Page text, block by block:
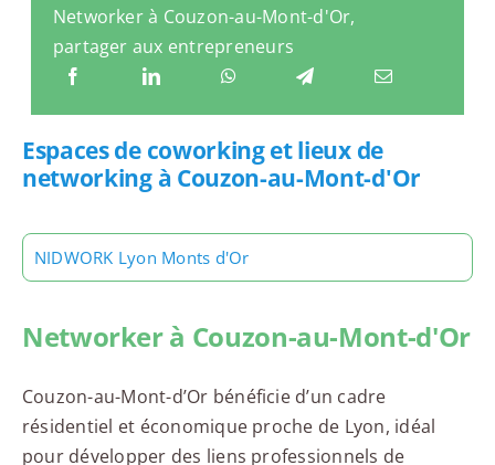
Networker à Couzon-au-Mont-d'Or,
partager aux entrepreneurs
Espaces de coworking et lieux de
networking à Couzon-au-Mont-d'Or
NIDWORK Lyon Monts d'Or
Networker à Couzon-au-Mont-d'Or
Couzon-au-Mont-d’Or bénéficie d’un cadre
résidentiel et économique proche de Lyon, idéal
pour développer des liens professionnels de